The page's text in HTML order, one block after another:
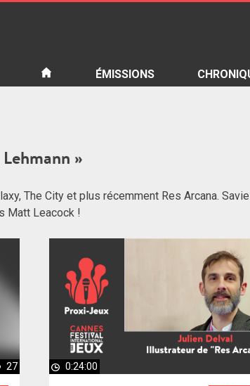
ÉMISSIONS
»
The City et plus récemment Res Arcana.
Matt Leacock !
27 0:24:00